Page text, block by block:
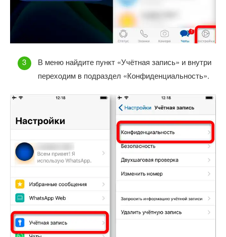
В меню найдите пункт «Учётная запись» и внутри
переходим в подраздел «Конфиденциальность».